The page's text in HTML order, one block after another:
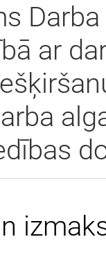
ar